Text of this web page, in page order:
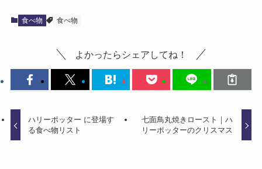
食べ物 食べ物
よかったらシェアしてね！
ハリーポッター に登場す
る食べ物リスト
七面鳥丸焼きロースト｜ハ
リーポッターのクリスマス